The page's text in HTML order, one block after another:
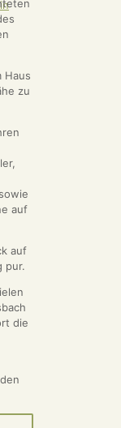
Haus
zu
auf
auf
pur.
die